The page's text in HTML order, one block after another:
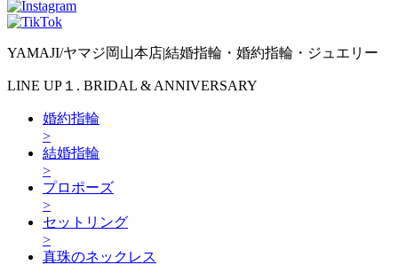
YAMAJI/ヤマジ岡山本店|結婚指輪・婚約指輪・ジュエリー
LINE UP１. BRIDAL & ANNIVERSARY
婚約指輪
>
結婚指輪
>
プロポーズ
>
セットリング
>
真珠のネックレス